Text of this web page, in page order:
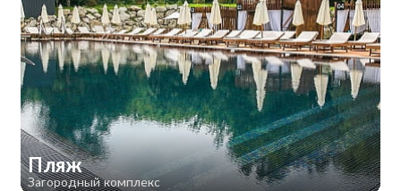
Пляж
Загородный комплекс